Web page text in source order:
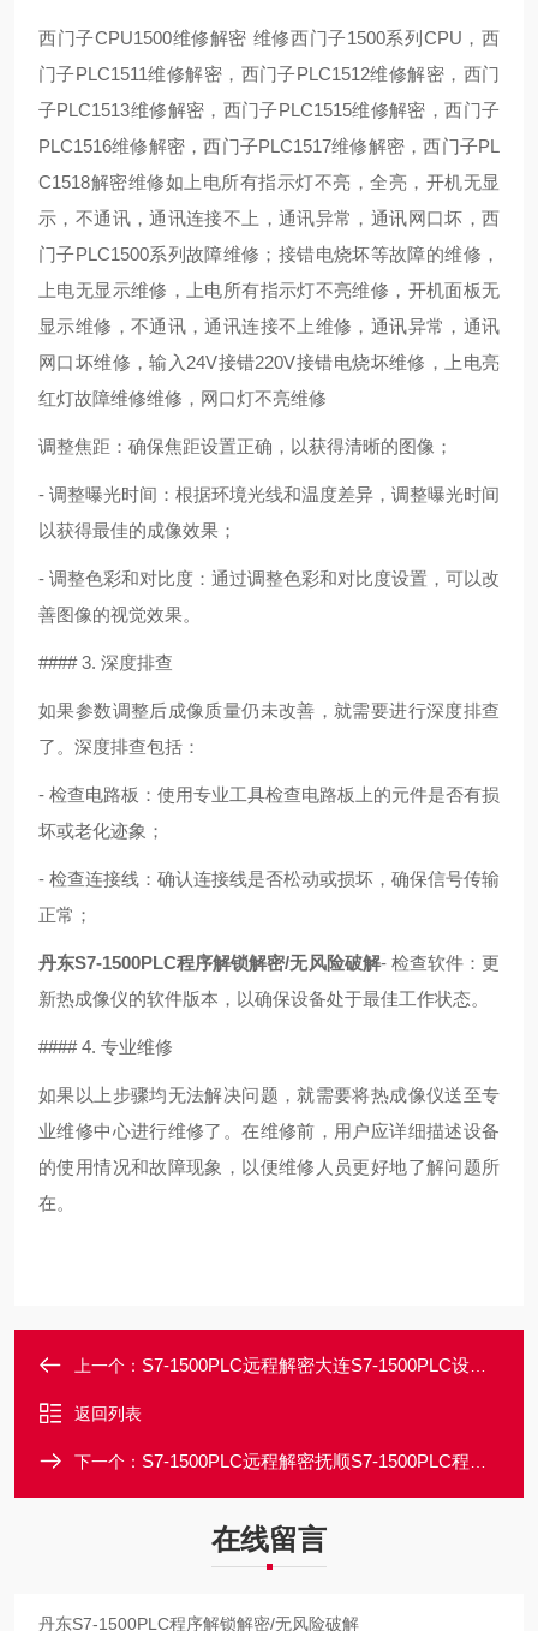
西门子CPU1500维修解密 维修西门子1500系列CPU，西
门子PLC1511维修解密，西门子PLC1512维修解密，西门
子PLC1513维修解密，西门子PLC1515维修解密，西门子
PLC1516维修解密，西门子PLC1517维修解密，西门子PL
C1518解密维修如上电所有指示灯不亮，全亮，开机无显
示，不通讯，通讯连接不上，通讯异常，通讯网口坏，西
门子PLC1500系列故障维修；接错电烧坏等故障的维修，
上电无显示维修，上电所有指示灯不亮维修，开机面板无
显示维修，不通讯，通讯连接不上维修，通讯异常，通讯
网口坏维修，输入24V接错220V接错电烧坏维修，上电亮
红灯故障维修维修，网口灯不亮维修
调整焦距：确保焦距设置正确，以获得清晰的图像；
- 调整曝光时间：根据环境光线和温度差异，调整曝光时间
以获得最佳的成像效果；
- 调整色彩和对比度：通过调整色彩和对比度设置，可以改
善图像的视觉效果。
#### 3. 深度排查
如果参数调整后成像质量仍未改善，就需要进行深度排查
了。深度排查包括：
- 检查电路板：使用专业工具检查电路板上的元件是否有损
坏或老化迹象；
- 检查连接线：确认连接线是否松动或损坏，确保信号传输
正常；
丹东S7-1500PLC程序解锁解密/无风险破解- 检查软件：更
新热成像仪的软件版本，以确保设备处于最佳工作状态。
#### 4. 专业维修
如果以上步骤均无法解决问题，就需要将热成像仪送至专
业维修中心进行维修了。在维修前，用户应详细描述设备
的使用情况和故障现象，以便维修人员更好地了解问题所
在。
上一个： S7-1500PLC远程解密大连S7-1500PLC设备时间到期锁定密码破解
返回列表
下一个： S7-1500PLC远程解密抚顺S7-1500PLC程序密码破解/可解出原密码
在线留言